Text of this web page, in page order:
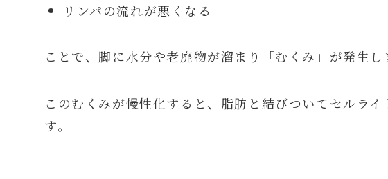
リンパの流れが悪くなる
ことで、脚に水分や老廃物が溜まり「むくみ」が発生し
このむくみが慢性化すると、脂肪と結びついてセルラ
す。